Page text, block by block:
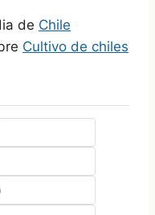
de Chile
Cultivo de chiles